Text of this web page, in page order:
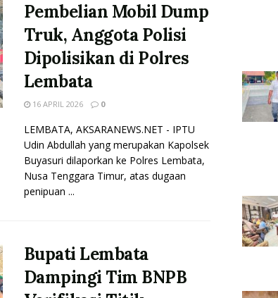
Pembelian Mobil Dump
Truk, Anggota Polisi
Dipolisikan di Polres
Lembata
16 APRIL 2026 0
LEMBATA, AKSARANEWS.NET - IPTU
Udin Abdullah yang merupakan Kapolsek
Buyasuri dilaporkan ke Polres Lembata,
Nusa Tenggara Timur, atas dugaan
penipuan ...
Bupati Lembata
Dampingi Tim BNPB